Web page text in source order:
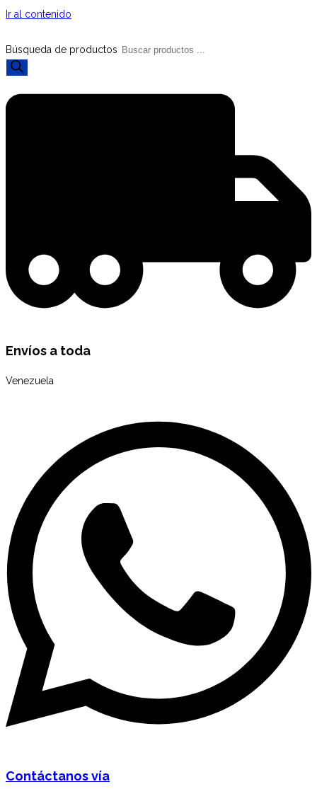
Ir al contenido
Búsqueda de productos
Envíos a toda
Venezuela
Contáctanos vía